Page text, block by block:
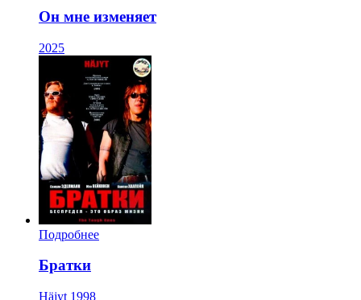
Он мне изменяет
2025
Подробнее
Братки
Häjyt 1998